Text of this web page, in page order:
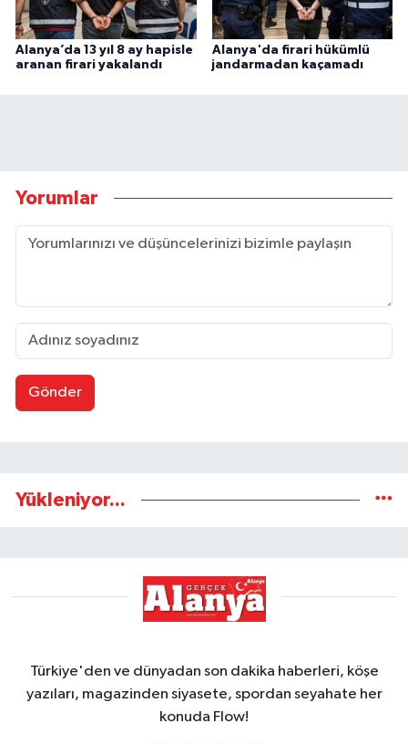
Alanya’da 13 yıl 8 ay hapisle
aranan firari yakalandı
Alanya'da firari hükümlü
jandarmadan kaçamadı
Yorumlar
Gönder
Yükleniyor...
Türkiye'den ve dünyadan son dakika haberleri, köşe
yazıları, magazinden siyasete, spordan seyahate her
konuda Flow!